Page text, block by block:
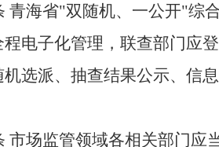
青海省"双随机、一公开"综
电子化管理，联查部门应
选派、抽查结果公示、信
市场监管领域各相关部门应